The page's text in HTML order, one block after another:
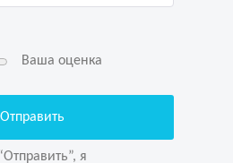
Ваша оценка
я
я
персональных данных